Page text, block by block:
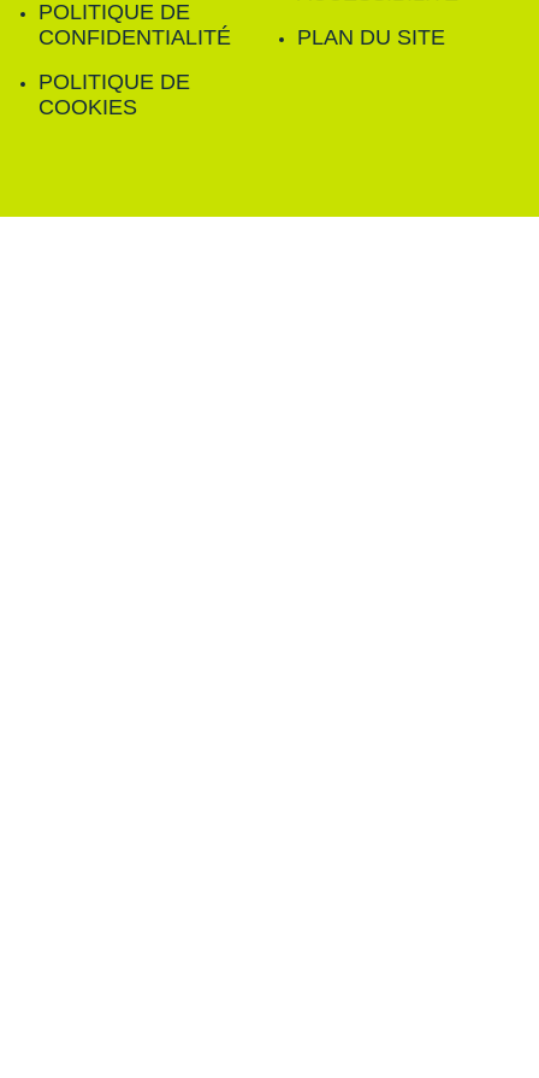
POLITIQUE DE
CONFIDENTIALITÉ
POLITIQUE DE
COOKIES
PLAN DU SITE